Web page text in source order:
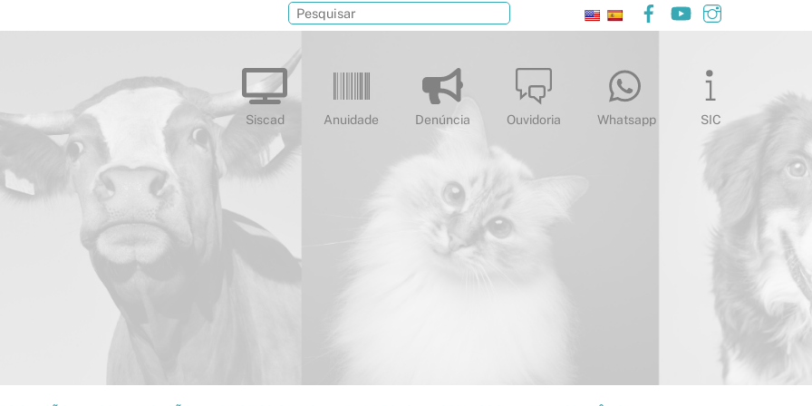
Facebook
YouTube
Siscad Anuidade Denúncia Ouvidoria Whatsapp SIC